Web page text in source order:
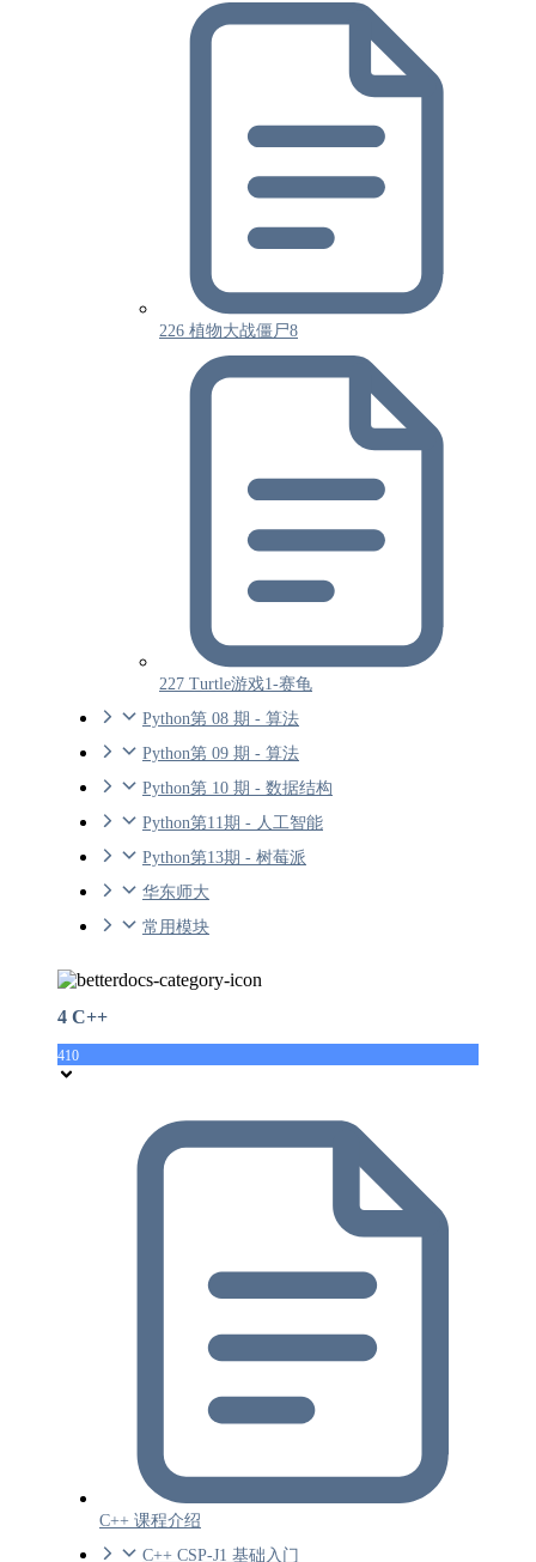
226 植物大战僵尸8
227 Turtle游戏1-赛龟
Python第 08 期 - 算法
Python第 09 期 - 算法
Python第 10 期 - 数据结构
Python第11期 - 人工智能
Python第13期 - 树莓派
华东师大
常用模块
4 C++
410
C++ 课程介绍
C++ CSP-J1 基础入门